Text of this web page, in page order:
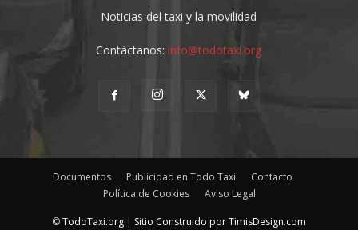
Noticias del taxi y la movilidad
Contáctanos:info@todotaxi.org
Documentos Publicidad en Todo Taxi
Contacto
Política de Cookies
Aviso Legal
©TodoTaxi.org | Sitio Construido porTimisDesign.com